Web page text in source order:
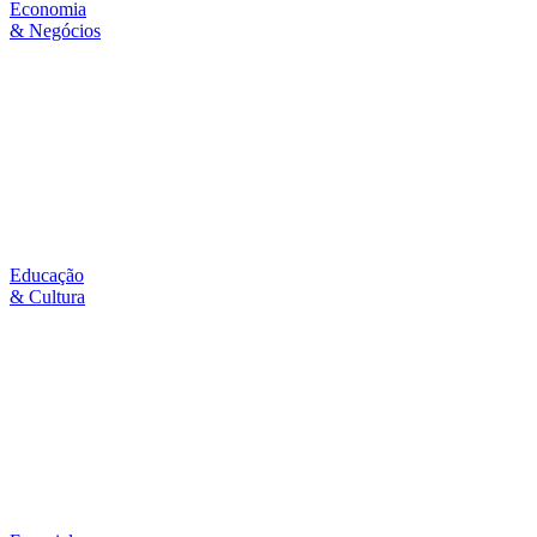
Economia
& Negócios
Educação
& Cultura